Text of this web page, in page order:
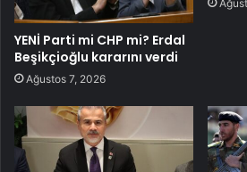
YENİ Parti mi CHP mi? Erdal
Beşikçioğlu kararını verdi
Ağustos 7, 2026